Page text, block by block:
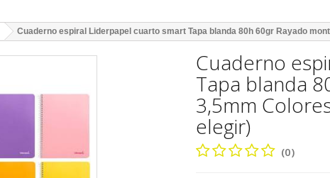
Cuaderno espiral Liderpapel cuarto smart Tapa blanda 80h 60gr Rayado
Cuaderno
Tapa blanda
3,5mm
elegir)
(0)